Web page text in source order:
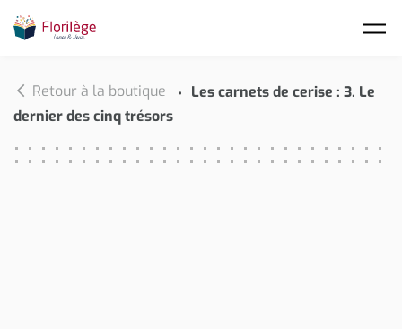
Retour à la boutique
Les carnets de cerise : 3. Le
dernier des cinq trésors